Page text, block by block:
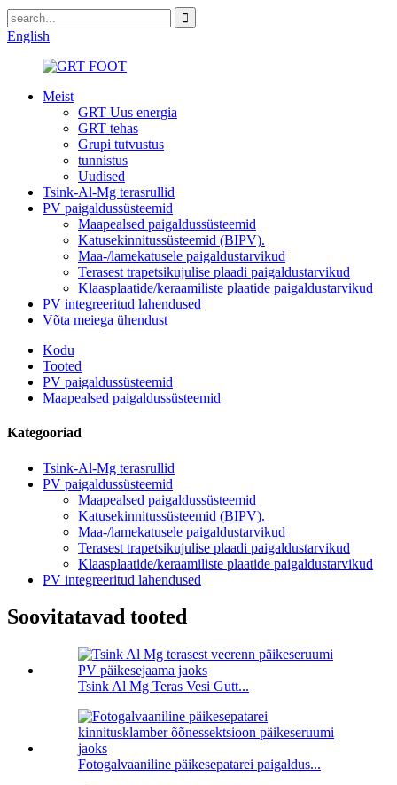
English
Meist
GRT Uus energia
GRT tehas
Grupi tutvustus
tunnistus
Uudised
Tsink-Al-Mg terasrullid
PV paigaldussüsteemid
Maapealsed paigaldussüsteemid
Katusekinnitussüsteemid (BIPV).
Maa-/lamekatusele paigaldustarvikud
Terasest trapetsikujulise plaadi paigaldustarvikud
Klaasplaatide/keraamiliste plaatide paigaldustarvikud
PV integreeritud lahendused
Võta meiega ühendust
Kodu
Tooted
PV paigaldussüsteemid
Maapealsed paigaldussüsteemid
Kategooriad
Tsink-Al-Mg terasrullid
PV paigaldussüsteemid
Maapealsed paigaldussüsteemid
Katusekinnitussüsteemid (BIPV).
Maa-/lamekatusele paigaldustarvikud
Terasest trapetsikujulise plaadi paigaldustarvikud
Klaasplaatide/keraamiliste plaatide paigaldustarvikud
PV integreeritud lahendused
Soovitatavad tooted
Tsink Al Mg Teras Vesi Gutt...
Fotogalvaaniline päikesepatarei paigaldus...